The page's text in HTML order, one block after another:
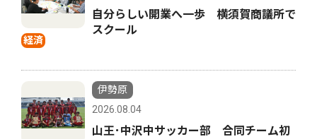
経済
自分らしい開業へ一歩 横須賀商議所で
スクール
伊勢原
2026.08.04
山王･中沢中サッカー部 合同チーム初